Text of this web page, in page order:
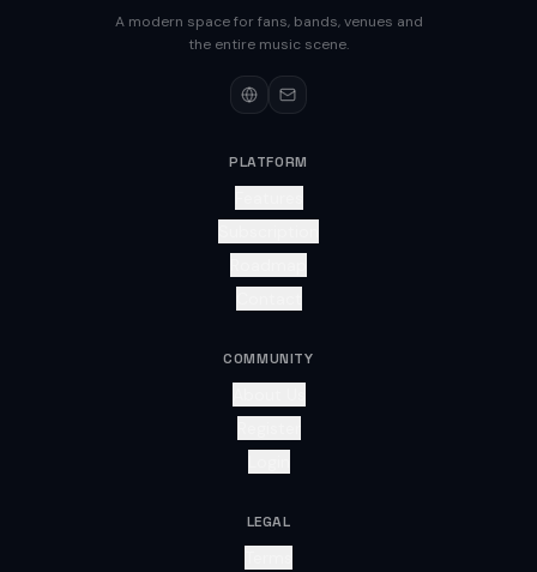
A modern space for fans, bands, venues and
the entire music scene.
PLATFORM
COMMUNITY
LEGAL